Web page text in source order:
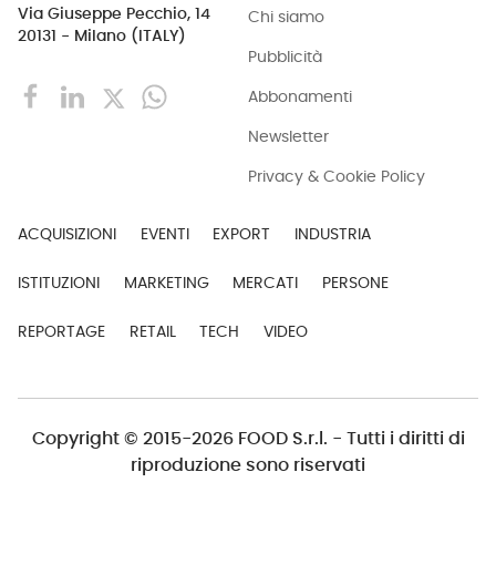
Via Giuseppe Pecchio, 14
20131 - Milano (ITALY)
Chi siamo
Pubblicità
Abbonamenti
Newsletter
Privacy & Cookie Policy
ACQUISIZIONI EVENTI EXPORT INDUSTRIA
ISTITUZIONI MARKETING MERCATI PERSONE
REPORTAGE RETAIL TECH VIDEO
Copyright © 2015-2026 FOOD S.r.l. - Tutti i diritti di
riproduzione sono riservati